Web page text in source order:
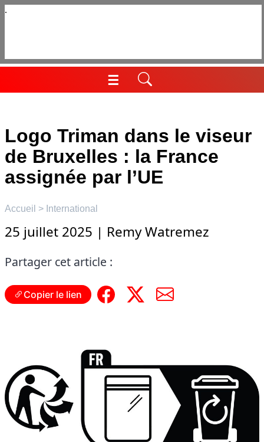
Aller
☰
Menu
Logo Triman dans le viseur
de Bruxelles : la France
assignée par l’UE
Accueil > International
25 juillet 2025 | Remy Watremez
Partager cet article :
Copier le lien